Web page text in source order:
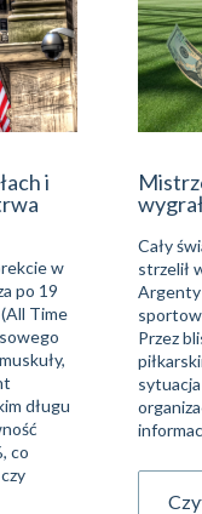
i
w
po 19
Time
długu
co
Cały
strzelił
Przez